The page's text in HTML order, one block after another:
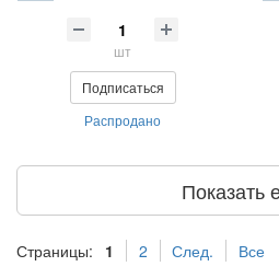
шт
Подписаться
Распродано
Показать
Страницы: 1 2 След. Все